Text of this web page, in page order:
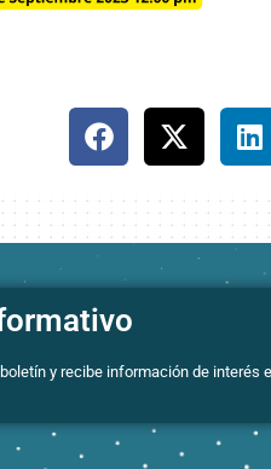
y recibe información de interés